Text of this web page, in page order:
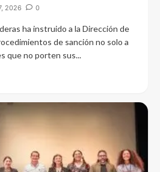
2026 0
ha instruido a la Dirección de
de sanción no solo a
que no porten sus...